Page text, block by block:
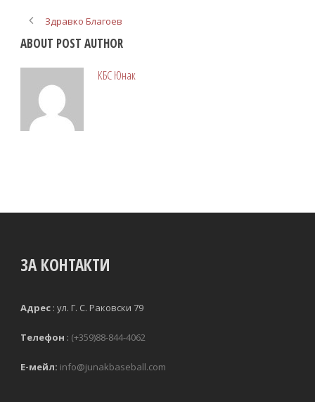
Здравко Благоев
ABOUT POST AUTHOR
КБС Юнак
ЗА КОНТАКТИ
Адрес :
Телефон : (+359)88-844-4062
Е-мейл: info@junakbaseball.com